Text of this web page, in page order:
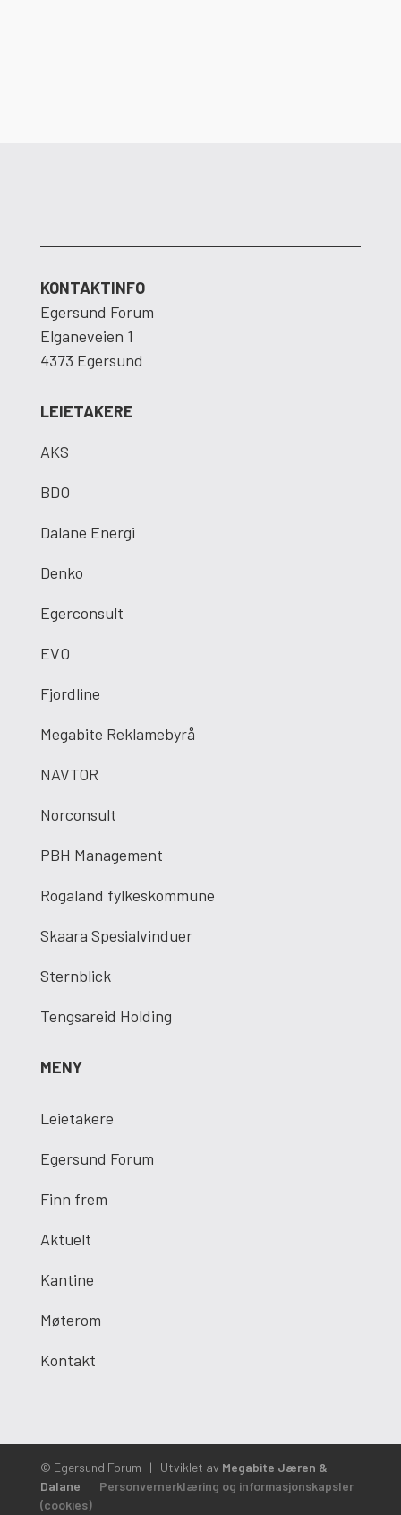
KONTAKTINFO
Egersund Forum
Elganeveien 1
4373 Egersund
LEIETAKERE
AKS
BDO
Dalane Energi
Denko
Egerconsult
EVO
Fjordline
Megabite Reklamebyrå
NAVTOR
Norconsult
PBH Management
Rogaland fylkeskommune
Skaara Spesialvinduer
Sternblick
Tengsareid Holding
MENY
Leietakere
Egersund Forum
Finn frem
Aktuelt
Kantine
Møterom
Kontakt
© Egersund Forum | Utviklet av Megabite Jæren &
Dalane | Personvernerklæring og informasjonskapsler
(cookies)